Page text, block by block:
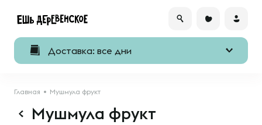
Доставка: все дни
Главная Мушмула фрукт
Мушмула фрукт